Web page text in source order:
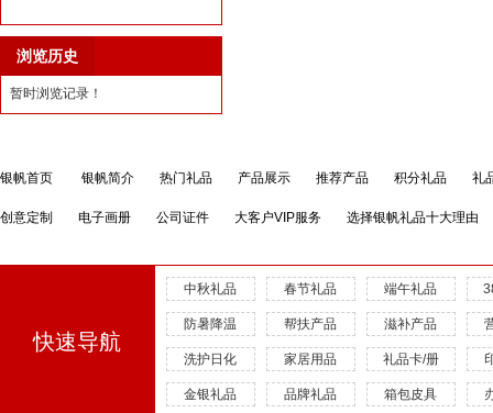
浏览历史
暂时浏览记录！
银帆首页 银帆简介 热门礼品 产品展示 推荐产品 积分礼品 礼
创意定制 电子画册 公司证件 大客户VIP服务 选择银帆礼品十大理由
快速导航
中秋礼品 春节礼品 端午礼品
防暑降温 帮扶产品 滋补产品
洗护日化 家居用品 礼品卡/册
金银礼品 品牌礼品 箱包皮具